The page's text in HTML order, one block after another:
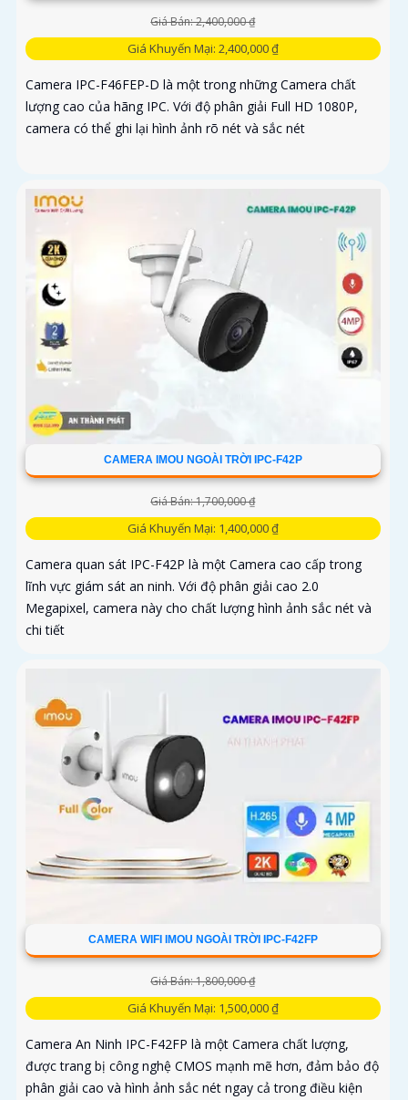
Giá Bán: 2,400,000 ₫
Giá Khuyến Mại: 2,400,000 ₫
Camera IPC-F46FEP-D là một trong những Camera chất
lượng cao của hãng IPC. Với độ phân giải Full HD 1080P,
camera có thể ghi lại hình ảnh rõ nét và sắc nét
CAMERA IMOU NGOÀI TRỜI IPC-F42P
Giá Bán: 1,700,000 ₫
Giá Khuyến Mại: 1,400,000 ₫
Camera quan sát IPC-F42P là một Camera cao cấp trong
lĩnh vực giám sát an ninh. Với độ phân giải cao 2.0
Megapixel, camera này cho chất lượng hình ảnh sắc nét và
chi tiết
CAMERA WIFI IMOU NGOÀI TRỜI IPC-F42FP
Giá Bán: 1,800,000 ₫
Giá Khuyến Mại: 1,500,000 ₫
Camera An Ninh IPC-F42FP là một Camera chất lượng,
được trang bị công nghệ CMOS mạnh mẽ hơn, đảm bảo độ
phân giải cao và hình ảnh sắc nét ngay cả trong điều kiện